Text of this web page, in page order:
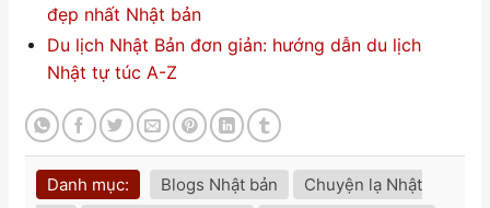
đẹp nhất Nhật bản
Du lịch Nhật Bản đơn giản: hướng dẫn du lịch
Nhật tự túc A-Z
Danh mục: Blogs Nhật bản
Chuyện lạ Nhật